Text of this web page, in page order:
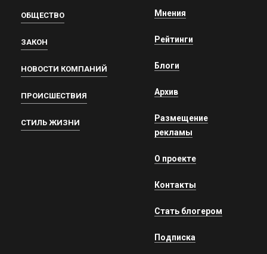
ОБЩЕСТВО
ЗАКОН
НОВОСТИ КОМПАНИЙ
ПРОИСШЕСТВИЯ
СТИЛЬ ЖИЗНИ
Мнения
Рейтинги
Блоги
Архив
Размещение
рекламы
О проекте
Контакты
Стать блогером
Подписка